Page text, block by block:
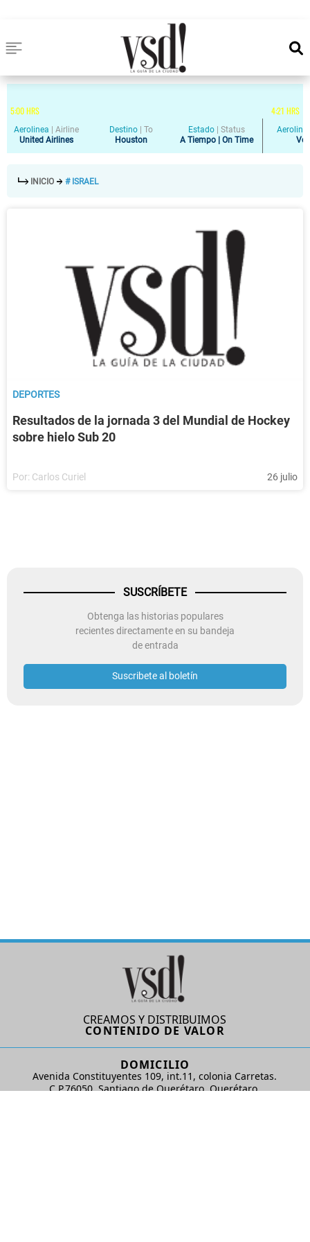
5:00HRS 4:21 HRS
Aerolinea
Airline
United Airlines
Destino
To
Houston
Estado
Status
A Tiempo | On Time
INICIO # ISRAEL
DEPORTES
Resultados de la jornada 3 del Mundial de Hockey
sobre hielo Sub 20
Por: Carlos Curiel 26 julio
SUSCRÍBETE
Obtenga las historias populares
recientes directamente en su bandeja
de entrada
Suscribete al boletín
CREAMOS Y DISTRIBUIMOS
CONTENIDO DE VALOR
DOMICILIO
Avenida Constituyentes 109, int.11, colonia Carretas.
C.P.76050. Santiago de Querétaro, Querétaro.